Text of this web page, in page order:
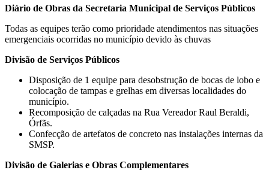
Diário de Obras da Secretaria Municipal de Serviços Públicos
Todas as equipes terão como prioridade atendimentos nas situações
emergenciais ocorridas no município devido às chuvas
Divisão de Serviços Públicos
Disposição de 1 equipe para desobstrução de bocas de lobo e
colocação de tampas e grelhas em diversas localidades do
município.
Recomposição de calçadas na Rua Vereador Raul Beraldi,
Órfãs.
Confecção de artefatos de concreto nas instalações internas da
SMSP.
Divisão de Galerias e Obras Complementares